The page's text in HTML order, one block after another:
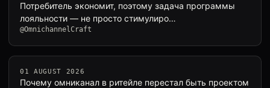
Потребитель экономит, поэтому задача программы
лояльности — не просто стимулиро…
@OmnichannelCraft
01 AUGUST 2026
Почему омниканал в ритейле перестал быть проектом